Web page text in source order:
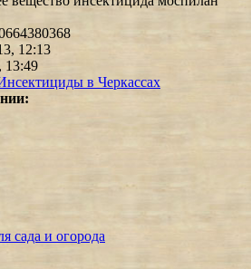
12:13
13:49
в Черкассах
сада и огорода